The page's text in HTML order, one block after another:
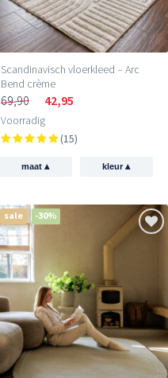
Scandinavisch vloerkleed – Arc
Bend crème
69,90 42,95
Voorradig
(15)
maat ▴ kleur▴
sale -30%